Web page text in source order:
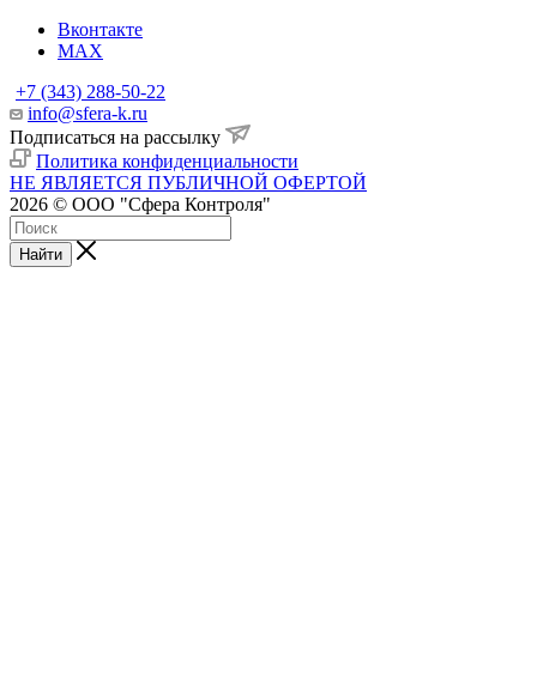
Вконтакте
MAX
+7 (343) 288-50-22
info@sfera-k.ru
Подписаться на рассылку
Политика конфиденциальности
НЕ ЯВЛЯЕТСЯ ПУБЛИЧНОЙ ОФЕРТОЙ
2026 © ООО "Сфера Контроля"
Найти